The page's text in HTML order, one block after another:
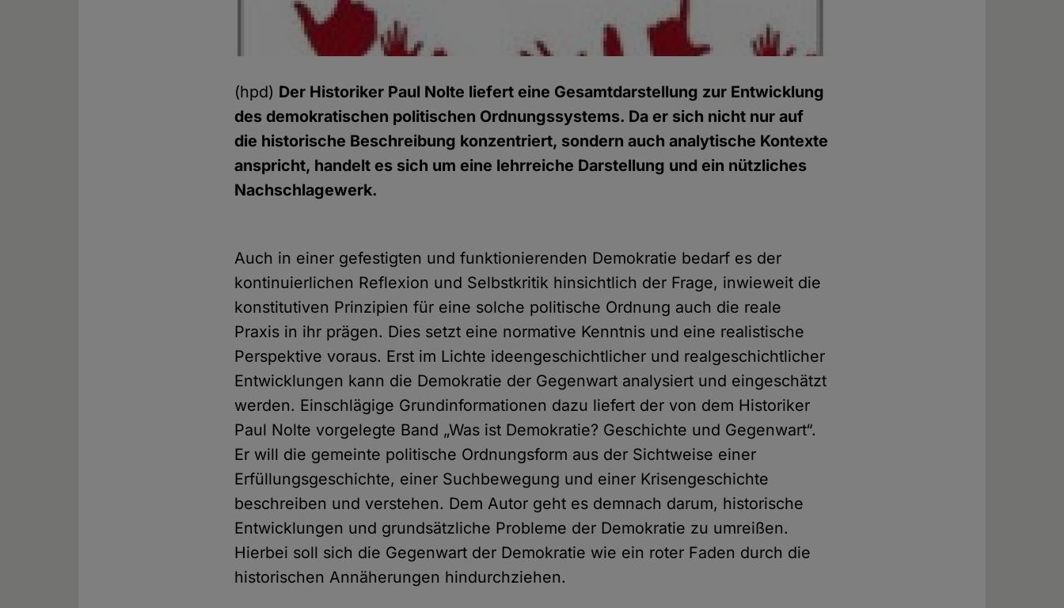
(hpd) Der Historiker Paul Nolte liefert eine Gesamtdarstellung zur Entwicklung
des demokratischen politischen Ordnungssystems. Da er sich nicht nur auf
die historische Beschreibung konzentriert, sondern auch analytische Kontexte
anspricht, handelt es sich um eine lehrreiche Darstellung und ein nützliches
Nachschlagewerk.
Auch in einer gefestigten und funktionierenden Demokratie bedarf es der
kontinuierlichen Reflexion und Selbstkritik hinsichtlich der Frage, inwieweit die
konstitutiven Prinzipien für eine solche politische Ordnung auch die reale
Praxis in ihr prägen. Dies setzt eine normative Kenntnis und eine realistische
Perspektive voraus. Erst im Lichte ideengeschichtlicher und realgeschichtlicher
Entwicklungen kann die Demokratie der Gegenwart analysiert und eingeschätzt
werden. Einschlägige Grundinformationen dazu liefert der von dem Historiker
Paul Nolte vorgelegte Band „Was ist Demokratie? Geschichte und Gegenwart“.
Er will die gemeinte politische Ordnungsform aus der Sichtweise einer
Erfüllungsgeschichte, einer Suchbewegung und einer Krisengeschichte
beschreiben und verstehen. Dem Autor geht es demnach darum, historische
Entwicklungen und grundsätzliche Probleme der Demokratie zu umreißen.
Hierbei soll sich die Gegenwart der Demokratie wie ein roter Faden durch die
historischen Annäherungen hindurchziehen.